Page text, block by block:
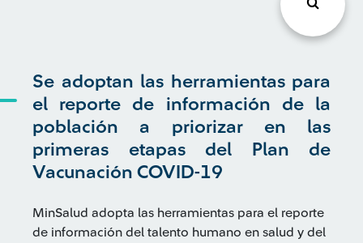
Se adoptan las herramientas para
el reporte de información de la
población a priorizar en las
primeras etapas del Plan de
Vacunación COVID-19
MinSalud adopta las herramientas para el reporte
de información del talento humano en salud y del